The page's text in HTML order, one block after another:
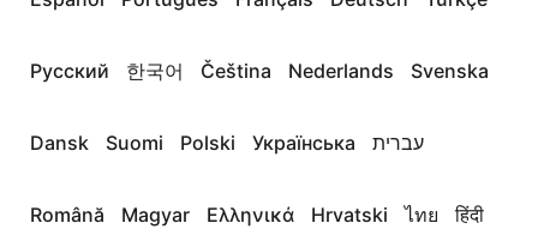
Русский 한국어 Čeština Nederlands Svenska
Dansk Suomi Polski Українська עברית
Română Magyar Ελληνικά Hrvatski ไทย हिंदी